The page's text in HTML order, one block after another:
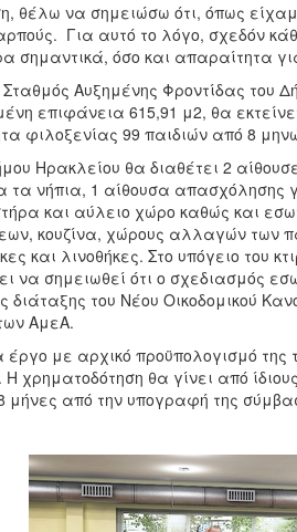
θέλω να σημειώσω ότι, όπως
Για αυτό το λόγο, σχεδόν
σημαντικά, όσο και απαραίτητα
Αυξημένης Φροντίδας του
επιφάνεια 615,91 μ2, θα
φιλοξενίας 99 παιδιών από 8
Ηρακλείου θα διαθέτει 2
τα νήπια, 1 αίθουσα απασχόλησης
και αύλειο χώρο καθώς και
κουζίνα, χώρους αλλαγών των
και λινοθήκες. Στο υπόγειο του
να σημειωθεί ότι ο σχεδιασμός
διάταξης του Νέου Οικοδομικού
ΑμεΑ.
έργο με αρχικό προϋπολογισμό
Η χρηματοδότηση θα γίνει από
μήνες από την υπογραφή της